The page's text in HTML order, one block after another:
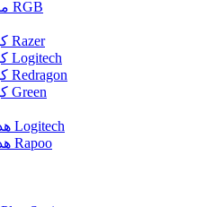
ماوس گیمینگ RGB
کیبورد گیمینگ Razer
کیبورد گیمینگ Logitech
کیبورد گیمینگ Redragon
کیبورد گیمینگ Green
هدفون گیمینگ Logitech
هدفون گیمینگ Rapoo